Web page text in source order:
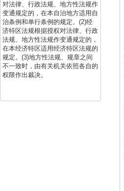
对法律、行政法规、地方性法规作
变通规定的，在本自治地方适用自
治条例和单行条例的规定。(2)经
济特区法规根据授权对法律、行政
法规、地方性法规作变通规定的，
在本经济特区适用经济特区法规的
规定。(3)地方性法规、规章之间
不一致时，由有关机关依照各自的
权限作出裁决。